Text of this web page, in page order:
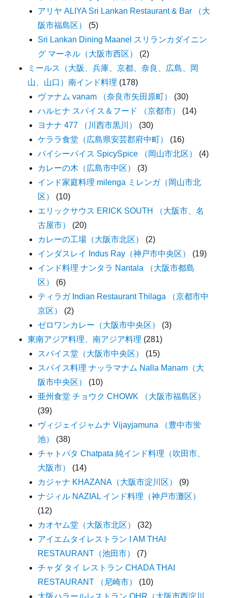
アリヤ ALIYA Sri Lankan Restaurant & Bar （大
阪市福島区）
(5)
Sri Lankan Dining Maanel スリランカダイニン
グ マーネル（大阪市西区）
(2)
ミールス（大阪、兵庫、京都、奈良、広島、岡
山、山口）南インド料理 (178)
ヴァナム vanam （奈良市矢田原町）
(30)
ハルヒナ スパイス＆フード （京都市）
(14)
ヨナナ 477 （川西市黒川）
(30)
ケララ食堂（広島県安芸郡府中町）
(16)
パイシーパイス SpicySpice （岡山市北区）
(4)
カレーの木（広島市中区）
(3)
インド家庭料理 milenga ミレンガ（岡山市北
区）
(10)
エリックサウス ERICK SOUTH （大阪市、名
古屋市）
(20)
カレーの工場（大阪市北区）
(2)
インダスレイ Indus Ray（神戸市中央区）
(19)
インド料理 ナンタラ Nantala （大阪市都島
区）
(6)
ティラガ Indian Restaurant Thilaga （京都市中
京区）
(2)
ゼロワンカレー（大阪市中央区）
(3)
東南アジア料理、南アジア料理 (281)
スパイス堂（大阪市中央区）
(15)
スパイス料理 ナッラマナム Nalla Manam（大
阪市中央区）
(10)
亜州食堂 チョウク CHOWK （大阪市福島区）
(39)
ヴィジェイジャムナ Vijayjamuna （豊中市蛍
池）
(38)
チャトパタ Chatpata 純インド料理（吹田市、
大阪市）
(14)
カジャナ KHAZANA（大阪市淀川区）
(9)
ナジィル NAZIAL インド料理（神戸市灘区）
(12)
カオヤム堂（大阪市北区）
(32)
アイエムタイレストラン I AM THAI
RESTAURANT（池田市）
(7)
チャダ タイ レストラン CHADA THAI
RESTAURANT （尼崎市）
(10)
大阪ハラールレストラン OHR（大阪市西淀川